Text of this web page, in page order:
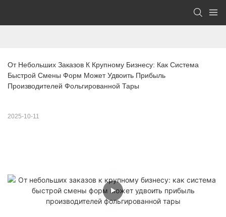
От Небольших Заказов К Крупному Бизнесу: Как Система
Быстрой Смены Форм Может Удвоить Прибыль
Производителей Фольгированной Тары
2025-10-11